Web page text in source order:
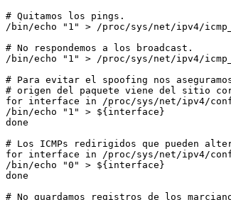
# Quitamos los pings.
/bin/echo "1" > /proc/sys/net/ipv4/
# No respondemos a los broadcast.
/bin/echo "1" > /proc/sys/net/ipv4/
# Para evitar el spoofing nos
# origen del paquete viene del sitio
for interface in /proc/sys/net/ipv4/
/bin/echo "1" > ${interface}
done
# Los ICMPs redirigidos que pueden
for interface in /proc/sys/net/ipv4/
/bin/echo "0" > ${interface}
done
# No guardamos registros de los